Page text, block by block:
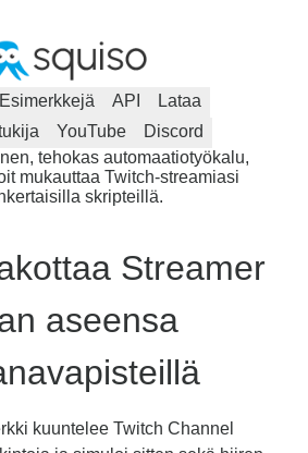
Esimerkkejä API
Lataa
YouTube
Discord
tehokas automaatiotyökalu,
mukauttaa Twitch-streamiasi
skripteillä.
Streamer
aseensa
kuuntelee Twitch Channel